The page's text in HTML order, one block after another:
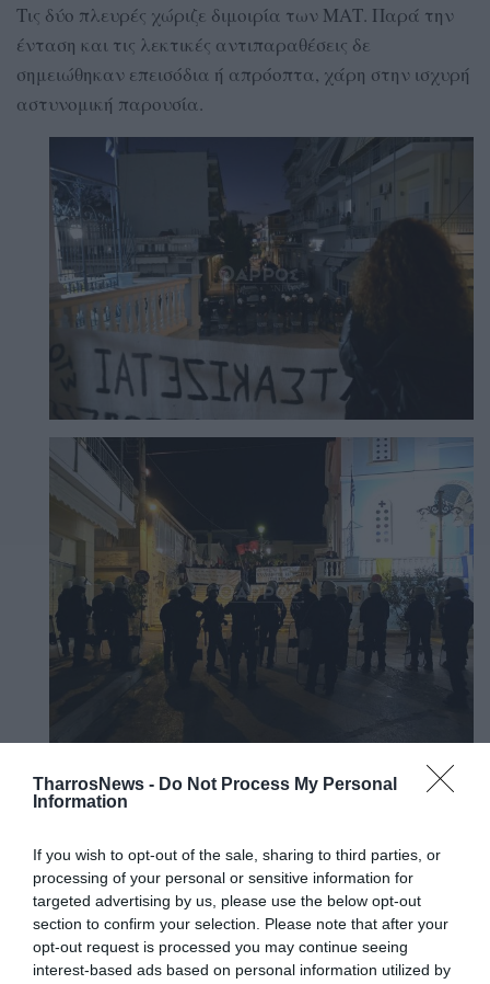
TharrosNews - Do Not Process My Personal
Information
If you wish to opt-out of the sale, sharing to third parties, or
processing of your personal or sensitive information for
targeted advertising by us, please use the below opt-out
section to confirm your selection. Please note that after your
opt-out request is processed you may continue seeing
interest-based ads based on personal information utilized by
Τις δύο πλευρές χώριζε διμοιρία των ΜΑΤ. Παρά την
ένταση και τις λεκτικές αντιπαραθέσεις δε
σημειώθηκαν επεισόδια ή απρόοπτα, χάρη στην ισχυρή
αστυνομική παρουσία.
έξω από το χώρο της εκδήλωσης, προκειμένου να
αποτραπούν τυχόν συγκρούσεις.
Η δε κινητοποίηση ολοκληρώθηκε λίγα λεπτά μετά τις
επτά, οπότε ξεκίνησε η πολιτική εκδήλωση στο χώρο
του ξενοδοχείου.